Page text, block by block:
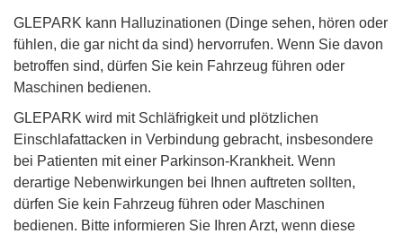
GLEPARK kann Halluzinationen (Dinge sehen, hören oder
fühlen, die gar nicht da sind) hervorrufen. Wenn Sie davon
betroffen sind, dürfen Sie kein Fahrzeug führen oder
Maschinen bedienen.
GLEPARK wird mit Schläfrigkeit und plötzlichen
Einschlafattacken in Verbindung gebracht, insbesondere
bei Patienten mit einer Parkinson-Krankheit. Wenn
derartige Nebenwirkungen bei Ihnen auftreten sollten,
dürfen Sie kein Fahrzeug führen oder Maschinen
bedienen. Bitte informieren Sie Ihren Arzt, wenn diese